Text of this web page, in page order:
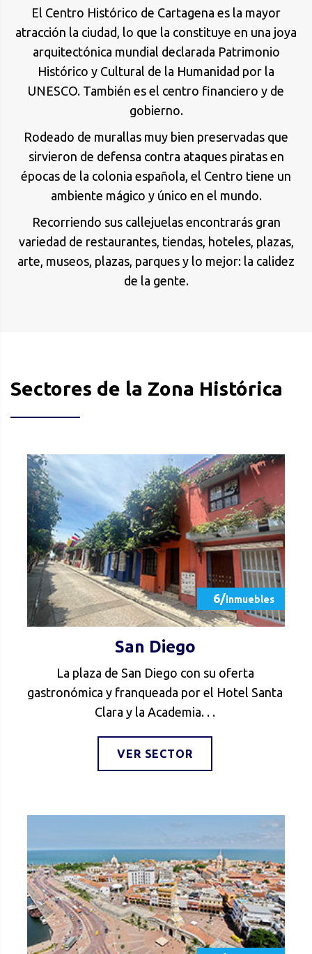
El Centro Histórico de Cartagena es la mayor
atracción la ciudad, lo que la constituye en una joya
arquitectónica mundial declarada Patrimonio
Histórico y Cultural de la Humanidad por la
UNESCO. También es el centro financiero y de
gobierno.
Rodeado de murallas muy bien preservadas que
sirvieron de defensa contra ataques piratas en
épocas de la colonia española, el Centro tiene un
ambiente mágico y único en el mundo.
Recorriendo sus callejuelas encontrarás gran
variedad de restaurantes, tiendas, hoteles, plazas,
arte, museos, plazas, parques y lo mejor: la calidez
de la gente.
Sectores de la Zona Histórica
6/inmuebles
San Diego
La plaza de San Diego con su oferta
gastronómica y franqueada por el Hotel Santa
Clara y la Academia. . .
VER SECTOR